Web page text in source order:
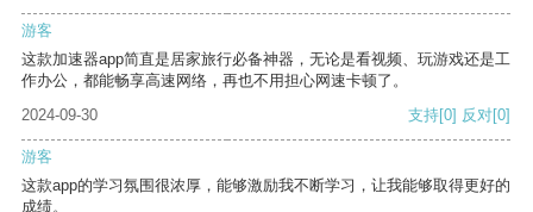
游客
这款加速器app简直是居家旅行必备神器，无论是看视频、玩游戏还是工
作办公，都能畅享高速网络，再也不用担心网速卡顿了。
2024-09-30
支持[0] 反对[0]
游客
这款app的学习氛围很浓厚，能够激励我不断学习，让我能够取得更好的
成绩。